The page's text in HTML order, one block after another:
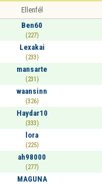
Ellenfél
Ben60
(227)
Lexakai
(233)
mansarte
(231)
waansinn
(326)
Haydar10
(333)
lora
(225)
ah98000
(277)
MAGUNA